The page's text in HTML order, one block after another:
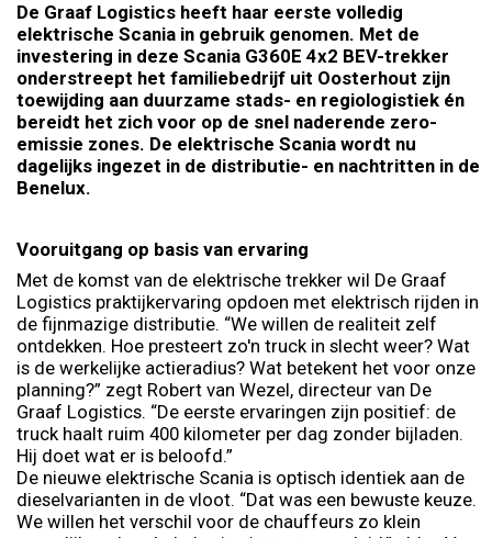
De Graaf Logistics heeft haar eerste volledig
elektrische Scania in gebruik genomen. Met de
investering in deze Scania G360E 4x2 BEV-trekker
onderstreept het familiebedrijf uit Oosterhout zijn
toewijding aan duurzame stads- en regiologistiek én
bereidt het zich voor op de snel naderende zero-
emissie zones. De elektrische Scania wordt nu
dagelijks ingezet in de distributie- en nachtritten in de
Benelux.
Vooruitgang op basis van ervaring
Met de komst van de elektrische trekker wil De Graaf
Logistics praktijkervaring opdoen met elektrisch rijden in
de fijnmazige distributie. “We willen de realiteit zelf
ontdekken. Hoe presteert zo'n truck in slecht weer? Wat
is de werkelijke actieradius? Wat betekent het voor onze
planning?” zegt Robert van Wezel, directeur van De
Graaf Logistics. “De eerste ervaringen zijn positief: de
truck haalt ruim 400 kilometer per dag zonder bijladen.
Hij doet wat er is beloofd.”
De nieuwe elektrische Scania is optisch identiek aan de
dieselvarianten in de vloot. “Dat was een bewuste keuze.
We willen het verschil voor de chauffeurs zo klein